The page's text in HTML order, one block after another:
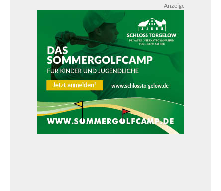
Anzeige